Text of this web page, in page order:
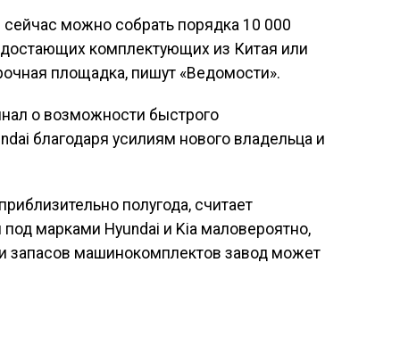
можно собрать порядка 10 000
комплектующих из Китая или
площадка, пишут «Ведомости».
о возможности быстрого
благодаря усилиям нового владельца и
полугода, считает
марками Hyundai и Kia маловероятно,
запасов машинокомплектов завод может